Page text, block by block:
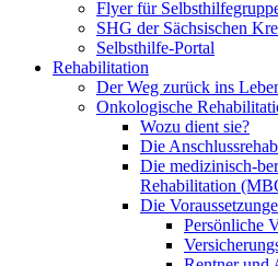
Flyer für
SHG der Sächsischen
Selbsthilfe-Portal
Rehabilitation
Der Weg zurück ins
Onkologische
Wozu dient sie?
Die
Die medizinisch-
Rehabilitation
Die
Persönliche